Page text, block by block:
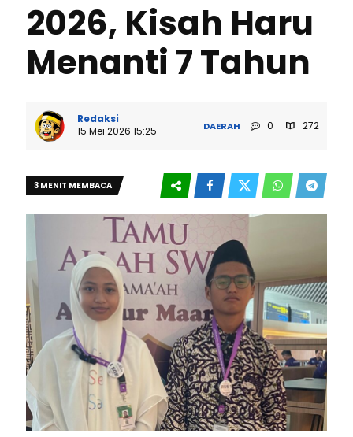
2026, Kisah Haru
Menanti 7 Tahun
Redaksi
15 Mei 2026 15:25
DAERAH 0 272
3 MENIT MEMBACA